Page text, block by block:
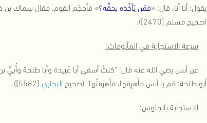
يقول: أنا أنا، قال: «فمَن يَأخُذه بحقِّه؟» فأحجَم القوم، فقال سِماك بن
(صحيح مسلم [2470]).
سرعة الاستجابة في المألوفات:
عن أنس رضي الله عنه قال: "كنتُ أسقي أبا عُبيدة وأبا طَلحة
أبو طلحة: قم يا أنس فأَهرِقها، فأهرَقتُها" (صحيح البخاري [5582]).
الاستجابة بالجلوس: